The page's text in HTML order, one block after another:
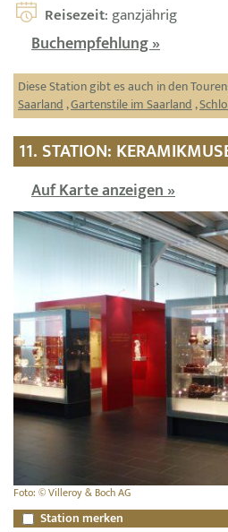
Reisezeit: ganzjährig
Buchempfehlung »
Diese Station gibt es auch in den
Saarland ,Gartenstile im Saarland ,
11. STATION:
Auf Karte anzeigen »
Foto: © Villeroy & Boch AG
Station merken